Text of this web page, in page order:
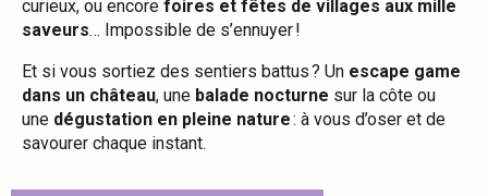
curieux, ou encore foires et fêtes de villages aux mille
saveurs… Impossible de s’ennuyer !
Et si vous sortiez des sentiers battus ? Un escape game
dans un château, une balade nocturne sur la côte ou
une dégustation en pleine nature: à vous d’oser et de
savourer chaque instant.